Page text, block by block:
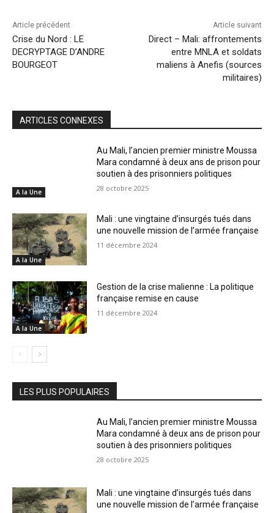
Article précédent
Crise du Nord : LE
DECRYPTAGE D’ANDRE
BOURGEOT
Article suivant
Direct – Mali: affrontements
entre MNLA et soldats
maliens à Anefis (sources
militaires)
ARTICLES CONNEXES
A la Une
Au Mali, l’ancien premier ministre Moussa
Mara condamné à deux ans de prison pour
soutien à des prisonniers politiques
28 octobre 2025
A la Une
Mali : une vingtaine d’insurgés tués dans
une nouvelle mission de l’armée française
11 décembre 2024
A la Une
Gestion de la crise malienne : La politique
française remise en cause
11 décembre 2024
LES PLUS POPULAIRES
Au Mali, l’ancien premier ministre Moussa
Mara condamné à deux ans de prison pour
soutien à des prisonniers politiques
28 octobre 2025
Mali : une vingtaine d’insurgés tués dans
une nouvelle mission de l’armée française